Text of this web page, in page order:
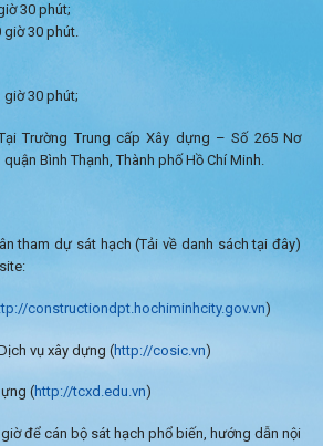
30 phút;
giờ 30 phút.
giờ 30 phút;
Trường Trung cấp Xây dựng – Số 265 Nơ
Bình Thạnh, Thành phố Hồ Chí Minh.
tham dự sát hạch (Tải về danh sách tại đây)
constructiondpt.hochiminhcity.gov.vn)
vụ xây dựng (http://cosic.vn)
(http://tcxd.edu.vn)
để cán bộ sát hạch phổ biến, hướng dẫn nội